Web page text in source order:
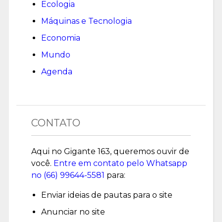
Ecologia
Máquinas e Tecnologia
Economia
Mundo
Agenda
CONTATO
Aqui no Gigante 163, queremos ouvir de
você. Entre em contato pelo Whatsapp
no (66) 99644-5581 para:
Enviar ideias de pautas para o site
Anunciar no site